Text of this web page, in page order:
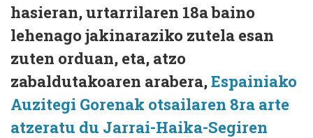
hasieran, urtarrilaren 18a baino
lehenago jakinaraziko zutela esan
zuten orduan, eta, atzo
zabaldutakoaren arabera,Espainiako
Auzitegi Gorenak otsailaren 8ra arte
atzeratu du Jarrai-Haika-Segiren